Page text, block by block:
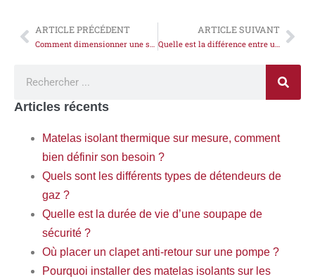
ARTICLE PRÉCÉDENT
Comment dimensionner une soupape de sécurité​ ?
ARTICLE SUIVANT
Quelle est la différence entre un détendeur butane et propane ?
Articles récents
Matelas isolant thermique sur mesure, comment
bien définir son besoin ?
Quels sont les différents types de détendeurs de
gaz ?
Quelle est la durée de vie d’une soupape de
sécurité ?
Où placer un clapet anti-retour sur une pompe ?
Pourquoi installer des matelas isolants sur les